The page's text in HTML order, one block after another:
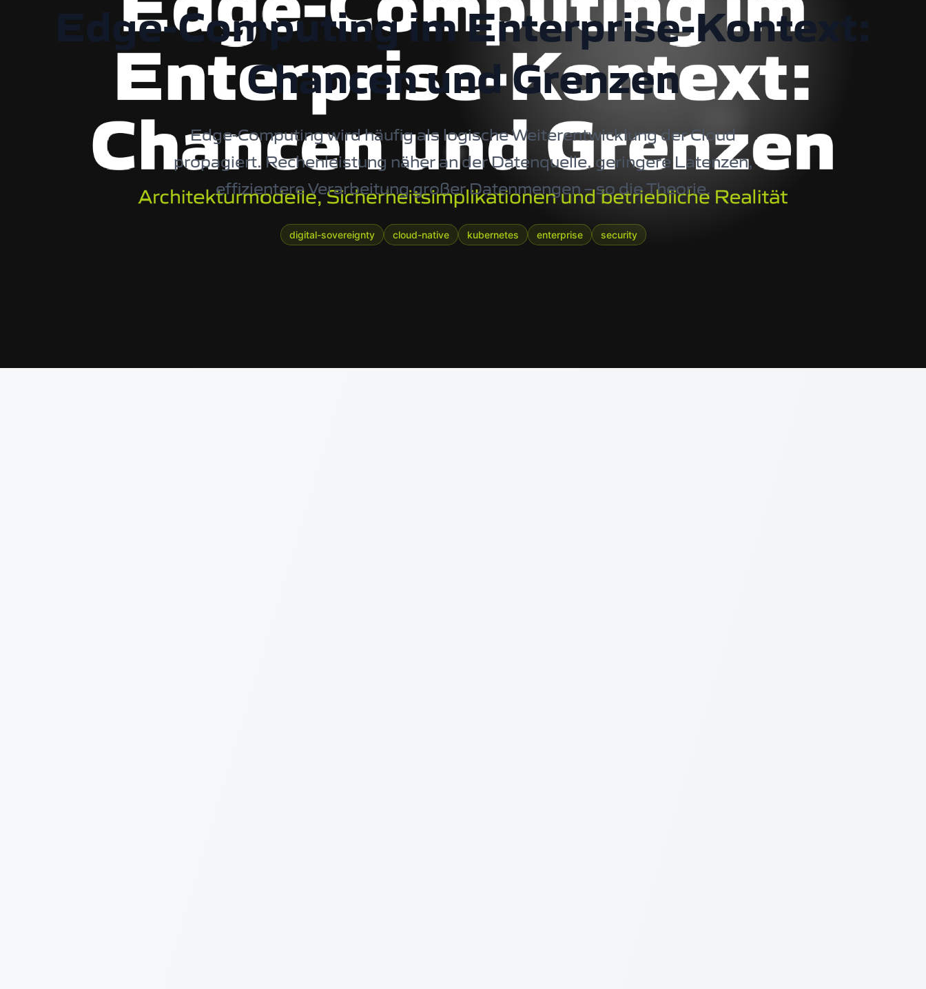
Edge-Computing im Enterprise-Kontext:
Chancen und Grenzen
Edge-Computing wird häufig als logische Weiterentwicklung der Cloud
propagiert. Rechenleistung näher an der Datenquelle, geringere Latenzen,
effizientere Verarbeitung großer Datenmengen – so die Theorie.
digital-sovereignty cloud-native kubernetes enterprise security